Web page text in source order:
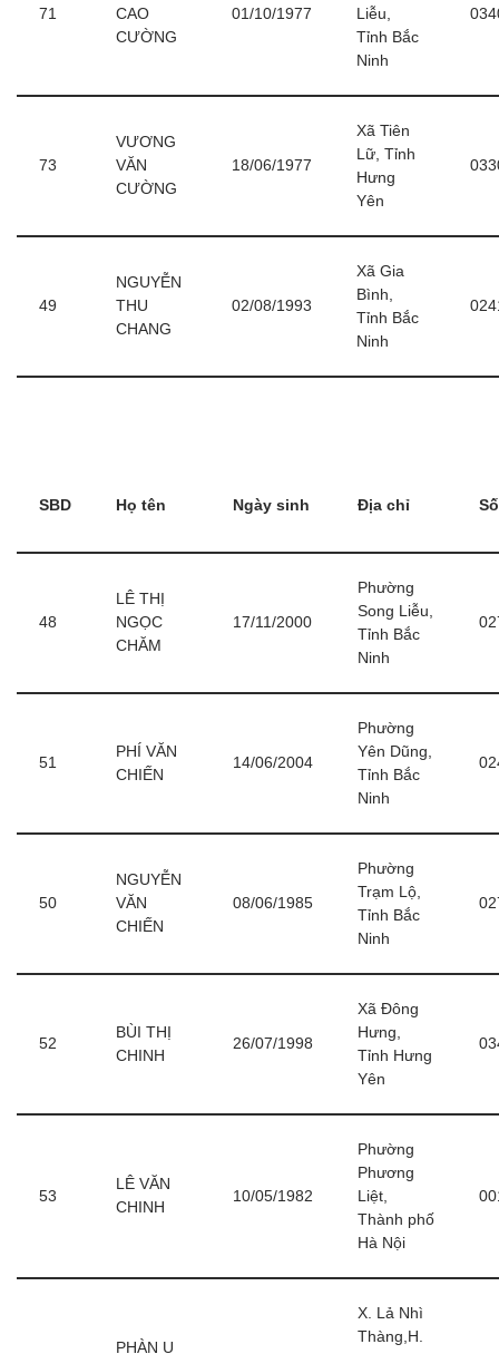
71
CAO
CƯỜNG
01/10/1977
Liễu,
Tỉnh Bắc
Ninh
73
VƯƠNG
VĂN
CƯỜNG
18/06/1977
Xã Tiên
Lữ, Tỉnh
Hưng
Yên
49
NGUYỄN
THU
CHANG
02/08/1993
Xã Gia
Bình,
Tỉnh Bắc
Ninh
SBD Họ tên Ngày sinh Địa chỉ
48
LÊ THỊ
NGỌC
CHĂM
17/11/2000
Phường
Song Liễu,
Tỉnh Bắc
Ninh
51
PHÍ VĂN
CHIẾN
14/06/2004
Phường
Yên Dũng,
Tỉnh Bắc
Ninh
50
NGUYỄN
VĂN
CHIẾN
08/06/1985
Phường
Trạm Lộ,
Tỉnh Bắc
Ninh
52
BÙI THỊ
CHINH
26/07/1998
Xã Đông
Hưng,
Tỉnh Hưng
Yên
53
LÊ VĂN
CHINH
10/05/1982
Phường
Phương
Liệt,
Thành phố
Hà Nội
PHÀN U
X. Lả Nhì
Thàng,H.